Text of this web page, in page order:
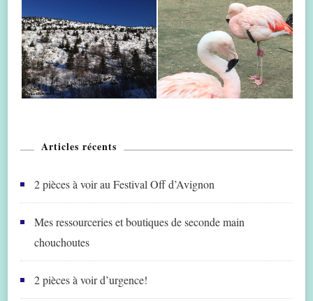
Articles récents
2 pièces à voir au Festival Off d’Avignon
Mes ressourceries et boutiques de seconde main
chouchoutes
2 pièces à voir d’urgence!